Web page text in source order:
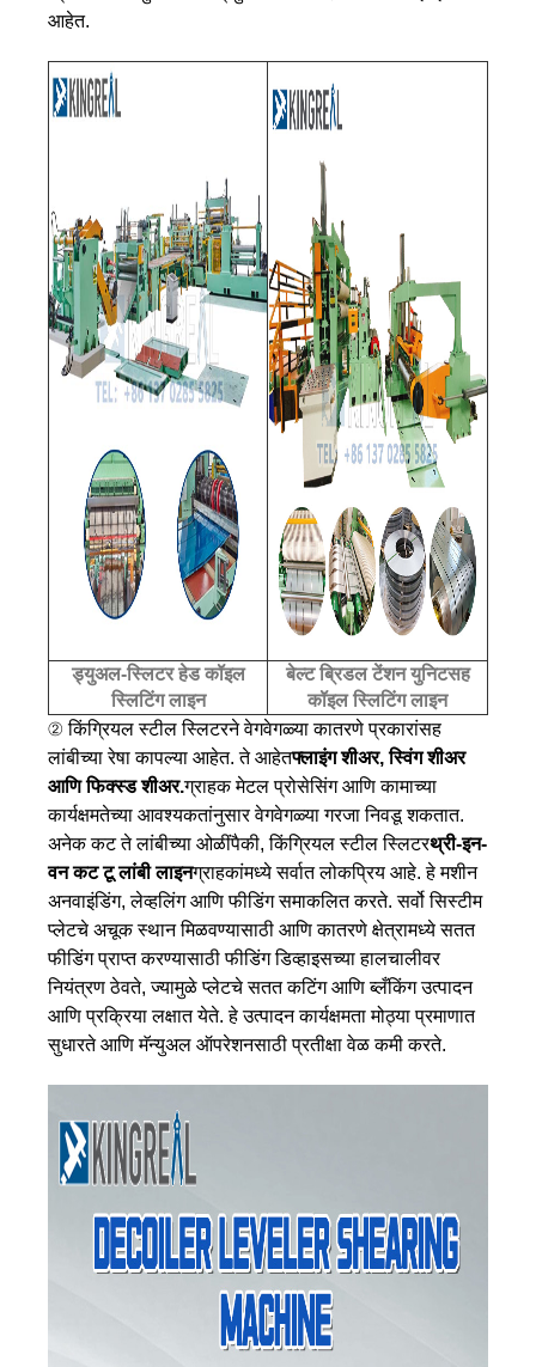
आहेत.
ड्युअल-स्लिटर हेड कॉइल
स्लिटिंग लाइन
बेल्ट ब्रिडल टेंशन युनिटसह
कॉइल स्लिटिंग लाइन
② किंग्रियल स्टील स्लिटरने वेगवेगळ्या कातरणे प्रकारांसह
लांबीच्या रेषा कापल्या आहेत. ते आहेतफ्लाइंग शीअर, स्विंग शीअर
आणि फिक्स्ड शीअर.ग्राहक मेटल प्रोसेसिंग आणि कामाच्या
कार्यक्षमतेच्या आवश्यकतांनुसार वेगवेगळ्या गरजा निवडू शकतात.
अनेक कट ते लांबीच्या ओळींपैकी, किंग्रियल स्टील स्लिटरथ्री-इन-
वन कट टू लांबी लाइनग्राहकांमध्ये सर्वात लोकप्रिय आहे. हे मशीन
अनवाइंडिंग, लेव्हलिंग आणि फीडिंग समाकलित करते. सर्वो सिस्टीम
प्लेटचे अचूक स्थान मिळवण्यासाठी आणि कातरणे क्षेत्रामध्ये सतत
फीडिंग प्राप्त करण्यासाठी फीडिंग डिव्हाइसच्या हालचालीवर
नियंत्रण ठेवते, ज्यामुळे प्लेटचे सतत कटिंग आणि ब्लँकिंग उत्पादन
आणि प्रक्रिया लक्षात येते. हे उत्पादन कार्यक्षमता मोठ्या प्रमाणात
सुधारते आणि मॅन्युअल ऑपरेशनसाठी प्रतीक्षा वेळ कमी करते.